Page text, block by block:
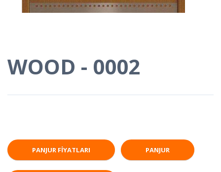
WOOD - 0002
PANJUR FIYATLARI PANJUR